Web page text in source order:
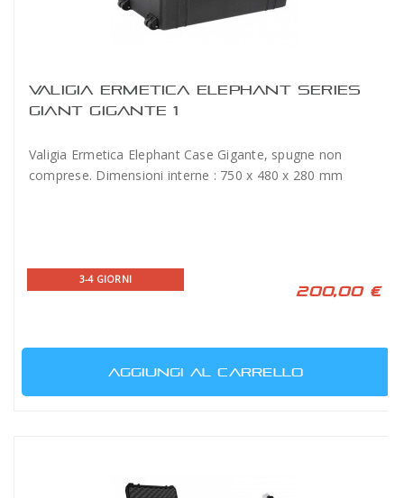
VALIGIA ERMETICA ELEPHANT SERIES
GIANT GIGANTE 1
Valigia Ermetica Elephant Case Gigante, spugne non
comprese. Dimensioni interne : 750 x 480 x 280 mm
3-4 GIORNI
200,00 €
AGGIUNGI AL CARRELLO